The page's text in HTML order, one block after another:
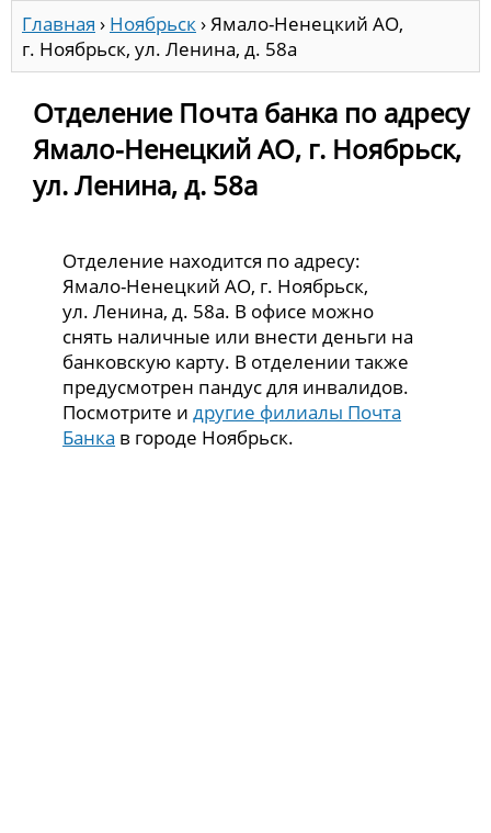
Главная › Ноябрьск›Ямало-Ненецкий АО,
г. Ноябрьск, ул. Ленина, д. 58а
Отделение Почта банка по адресу
Ямало-Ненецкий АО, г. Ноябрьск,
ул. Ленина, д. 58а
Отделение находится по адресу:
Ямало-Ненецкий АО, г. Ноябрьск,
ул. Ленина, д. 58а. В офисе можно
снять наличные или внести деньги на
банковскую карту. В отделении также
предусмотрен пандус для инвалидов.
Посмотрите идругие филиалы Почта
Банка в городе Ноябрьск.